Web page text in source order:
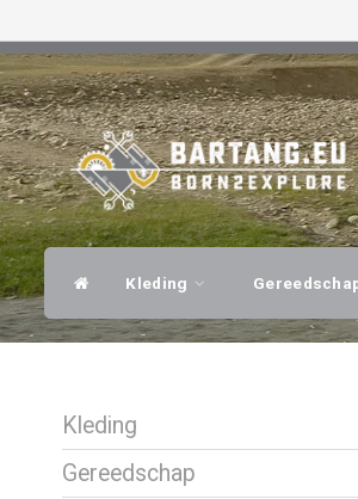
Kleding
Kleding
Gereedschap